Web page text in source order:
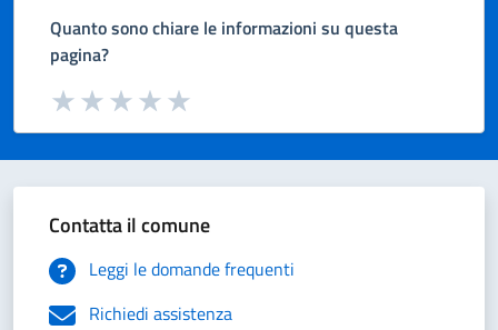
Quanto sono chiare le informazioni su questa
pagina?
Valuta da 1 a 5 stelle la pagina
Valuta 5 stelle su 5
Valuta 4 stelle su 5
Valuta 3 stelle su 5
Valuta 2 stelle su 5
Valuta 1 stelle su 5
Contatta il comune
Leggi le domande frequenti
Richiedi assistenza